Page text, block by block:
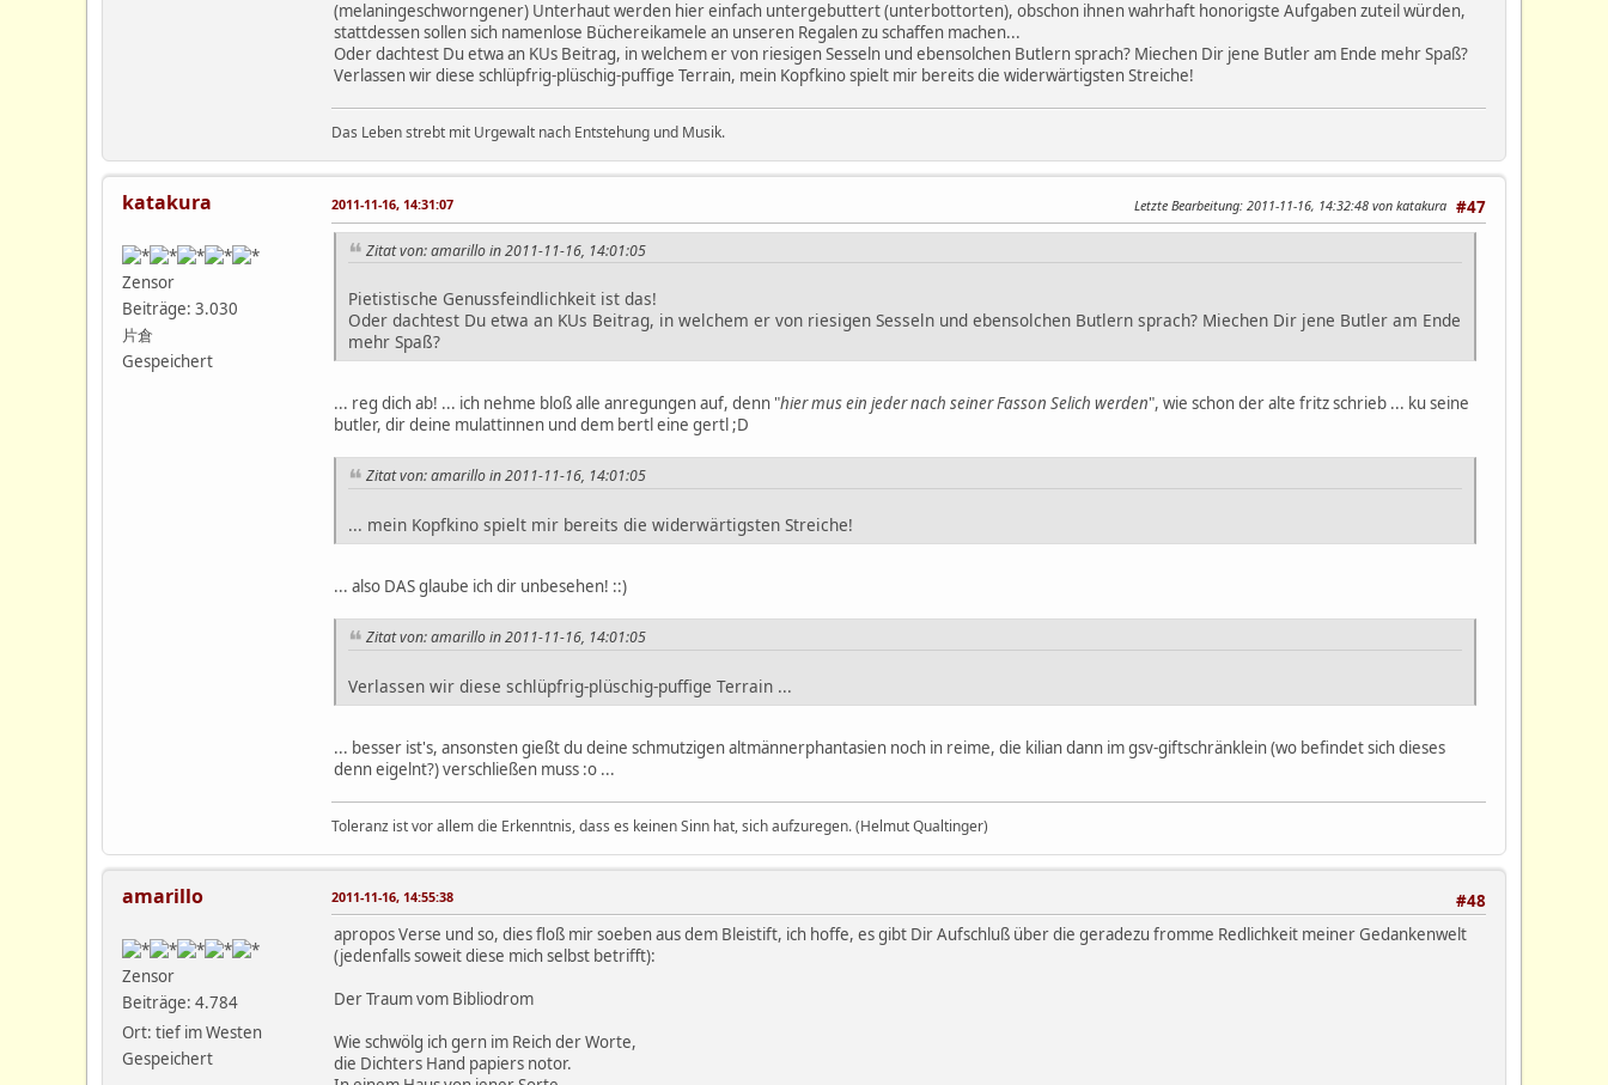
(melaningeschworngener) Unterhaut werden hier einfach untergebuttert (unterbottorten), obschon ihnen wahrhaft honorigste Aufgaben zuteil würden,
stattdessen sollen sich namenlose Büchereikamele an unseren Regalen zu schaffen machen...
Oder dachtest Du etwa an KUs Beitrag, in welchem er von riesigen Sesseln und ebensolchen Butlern sprach? Miechen Dir jene Butler am Ende mehr Spaß?
Verlassen wir diese schlüpfrig-plüschig-puffige Terrain, mein Kopfkino spielt mir bereits die widerwärtigsten Streiche!
Das Leben strebt mit Urgewalt nach Entstehung und Musik.
katakura
Zensor
Beiträge: 3.030
片倉
Gespeichert
#47
2011-11-16, 14:31:07 Letzte Bearbeitung: 2011-11-16, 14:32:48 von katakura
Zitat von: amarillo in 2011-11-16, 14:01:05
Pietistische Genussfeindlichkeit ist das!
Oder dachtest Du etwa an KUs Beitrag, in welchem er von riesigen Sesseln und ebensolchen Butlern sprach? Miechen Dir jene Butler am Ende
mehr Spaß?
... reg dich ab! ... ich nehme bloß alle anregungen auf, denn "hier mus ein jeder nach seiner Fasson Selich werden", wie schon der alte fritz schrieb ... ku seine
butler, dir deine mulattinnen und dem bertl eine gertl ;D
Zitat von: amarillo in 2011-11-16, 14:01:05
... mein Kopfkino spielt mir bereits die widerwärtigsten Streiche!
... also DAS glaube ich dir unbesehen! ::)
Zitat von: amarillo in 2011-11-16, 14:01:05
Verlassen wir diese schlüpfrig-plüschig-puffige Terrain ...
... besser ist's, ansonsten gießt du deine schmutzigen altmännerphantasien noch in reime, die kilian dann im gsv-giftschränklein (wo befindet sich dieses
denn eigelnt?) verschließen muss :o ...
Toleranz ist vor allem die Erkenntnis, dass es keinen Sinn hat, sich aufzuregen. (Helmut Qualtinger)
amarillo
Zensor
Beiträge: 4.784
Ort: tief im Westen
Gespeichert
#48
2011-11-16, 14:55:38
apropos Verse und so, dies floß mir soeben aus dem Bleistift, ich hoffe, es gibt Dir Aufschluß über die geradezu fromme Redlichkeit meiner Gedankenwelt
(jedenfalls soweit diese mich selbst betrifft):
Der Traum vom Bibliodrom
Wie schwölg ich gern im Reich der Worte,
die Dichters Hand papiers notor.